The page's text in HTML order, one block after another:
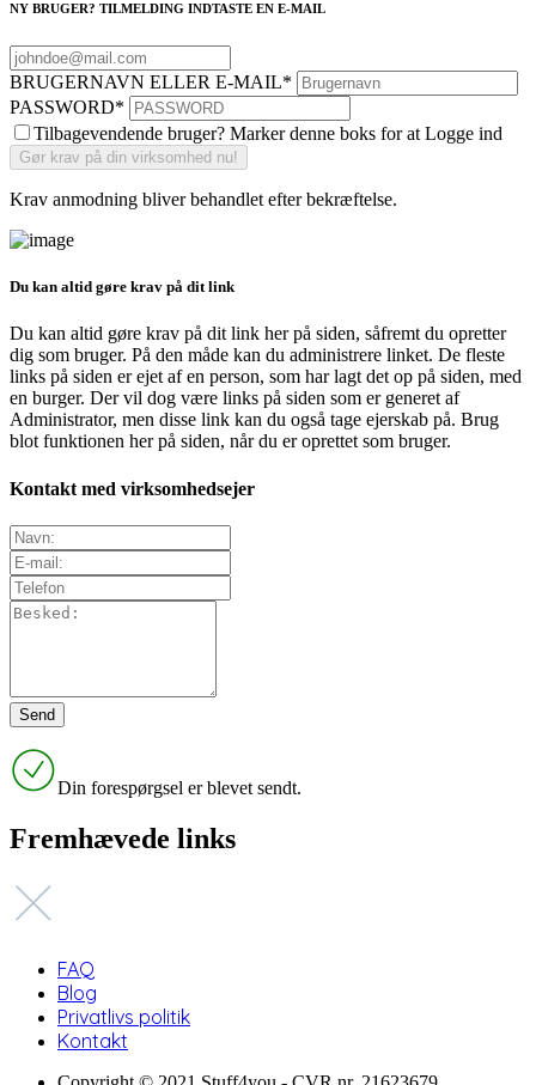
NY BRUGER? TILMELDING INDTASTE EN E-MAIL
BRUGERNAVN ELLER E-MAIL*
PASSWORD*
Tilbagevendende bruger? Marker denne boks for at Logge ind
Krav anmodning bliver behandlet efter bekræftelse.
Du kan altid gøre krav på dit link
Du kan altid gøre krav på dit link her på siden, såfremt du opretter
dig som bruger. På den måde kan du administrere linket. De fleste
links på siden er ejet af en person, som har lagt det op på siden, med
en burger. Der vil dog være links på siden som er generet af
Administrator, men disse link kan du også tage ejerskab på. Brug
blot funktionen her på siden, når du er oprettet som bruger.
Kontakt med virksomhedsejer
Din forespørgsel er blevet sendt.
Fremhævede links
FAQ
Blog
Privatlivs politik
Kontakt